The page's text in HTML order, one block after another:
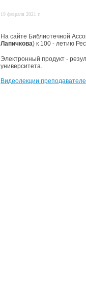
19 февраля 2021 г.
На сайте Библиотечной
Лапичкова) к 100 - летию
Электронный продукт -
университета.
Видеолекции